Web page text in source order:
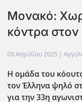
Μονακό:
κόντρα
03 Απριλίου 2025 |
Η ομάδα του
τον Έλληνα ψηλό
για την 33η